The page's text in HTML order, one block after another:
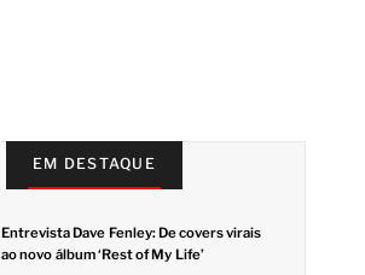
EM DESTAQUE
Entrevista Dave Fenley: De covers virais
ao novo álbum ‘Rest of My Life’